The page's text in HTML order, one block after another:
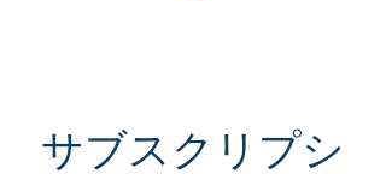
サブスクリプシ